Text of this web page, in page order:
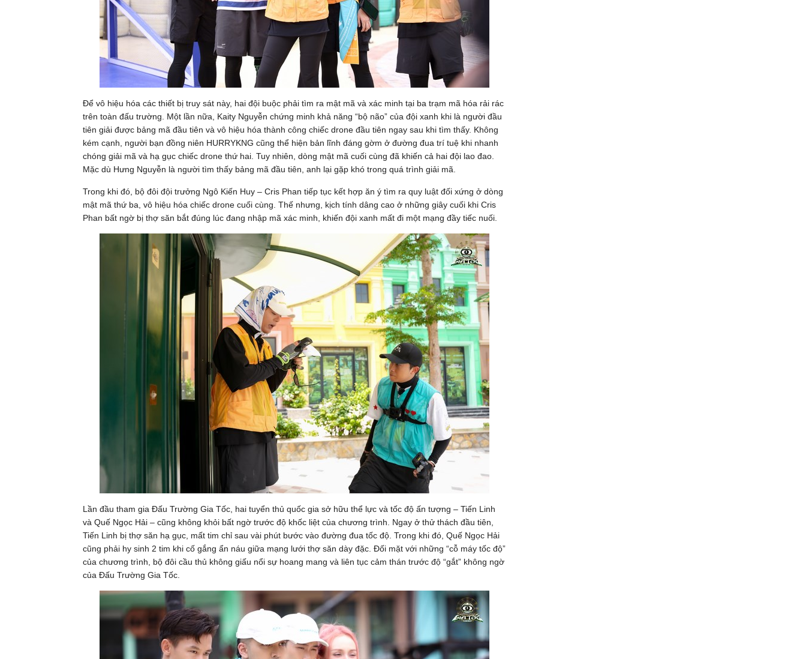
Để vô hiệu hóa các thiết bị truy sát này, hai đội buộc phải tìm ra mật mã và xác minh tại ba trạm mã hóa rải rác
trên toàn đấu trường. Một lần nữa, Kaity Nguyễn chứng minh khả năng “bộ não” của đội xanh khi là người đầu
tiên giải được bảng mã đầu tiên và vô hiệu hóa thành công chiếc drone đầu tiên ngay sau khi tìm thấy. Không
kém cạnh, người bạn đồng niên HURRYKNG cũng thể hiện bản lĩnh đáng gờm ở đường đua trí tuệ khi nhanh
chóng giải mã và hạ gục chiếc drone thứ hai. Tuy nhiên, dòng mật mã cuối cùng đã khiến cả hai đội lao đao.
Mặc dù Hưng Nguyễn là người tìm thấy bảng mã đầu tiên, anh lại gặp khó trong quá trình giải mã.
Trong khi đó, bộ đôi đội trưởng Ngô Kiến Huy – Cris Phan tiếp tục kết hợp ăn ý tìm ra quy luật đối xứng ở dòng
mật mã thứ ba, vô hiệu hóa chiếc drone cuối cùng. Thế nhưng, kịch tính dâng cao ở những giây cuối khi Cris
Phan bất ngờ bị thợ săn bắt đúng lúc đang nhập mã xác minh, khiến đội xanh mất đi một mạng đầy tiếc nuối.
Lần đầu tham gia Đấu Trường Gia Tốc, hai tuyển thủ quốc gia sở hữu thể lực và tốc độ ấn tượng – Tiến Linh
và Quế Ngọc Hải – cũng không khỏi bất ngờ trước độ khốc liệt của chương trình. Ngay ở thử thách đầu tiên,
Tiến Linh bị thợ săn hạ gục, mất tim chỉ sau vài phút bước vào đường đua tốc độ. Trong khi đó, Quế Ngọc Hải
cũng phải hy sinh 2 tim khi cố gắng ẩn náu giữa mạng lưới thợ săn dày đặc. Đối mặt với những “cỗ máy tốc độ”
của chương trình, bộ đôi cầu thủ không giấu nổi sự hoang mang và liên tục cảm thán trước độ “gắt” không ngờ
của Đấu Trường Gia Tốc.